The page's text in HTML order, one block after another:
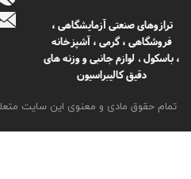
ترازوهای صنعتی آزمایشگاهی ،
فروشگاهی ، گرمی ، آشپزخانه
، باسکول، لوازم جانبی و وزنه های
دقیق کالیبراسیون
تمام حقوق مادی و معنوی این سایت